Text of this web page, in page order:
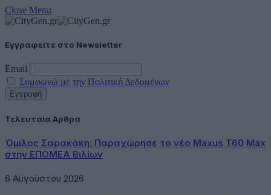
Close Menu
Εγγραφείτε στο Newsletter
Email
Συμφωνώ με την Πολιτική Δεδομένων
Τελευταία Άρθρα
Όμιλος Σαρακάκη: Παραχώρησε το νέο Maxus T60 Max
στην ΕΠΟΜΕΑ Βιλίων
6 Αυγούστου 2026